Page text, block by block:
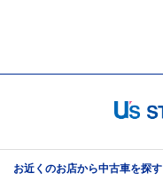
お近くのお店から中古車を探す